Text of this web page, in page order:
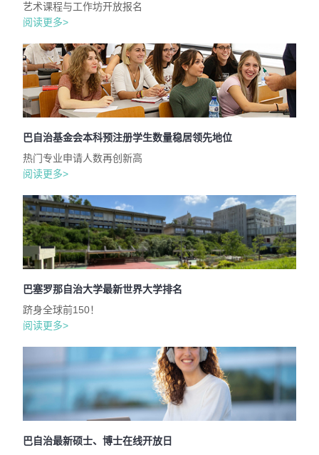
艺术课程与工作坊开放报名
阅读更多>
巴自治基金会本科预注册学生数量稳居领先地位
热门专业申请人数再创新高
阅读更多>
巴塞罗那自治大学最新世界大学排名
跻身全球前150！
阅读更多>
巴自治最新硕士、博士在线开放日